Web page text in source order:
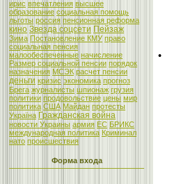
ирис впечатления высшее
образование социальная помощь
льготы россия пенсионная реформа
кино Звезда соцсети Пейзаж
Зима Постановление КМУ право
социальная пенсия
малообеспеченные начисление
Размер социальной пенсии порядок
назначения МСЭК расчет пенсии
деньги кризис экономика прогноз
Брега журналисты шпионаж грузия
политики продовольствие цены мир
политика США Майдан протесты
Україна Гражданская война
новости Украины армия ЕС БРИКС
международная политика Криминал
нато происшествия
Форма входа
·